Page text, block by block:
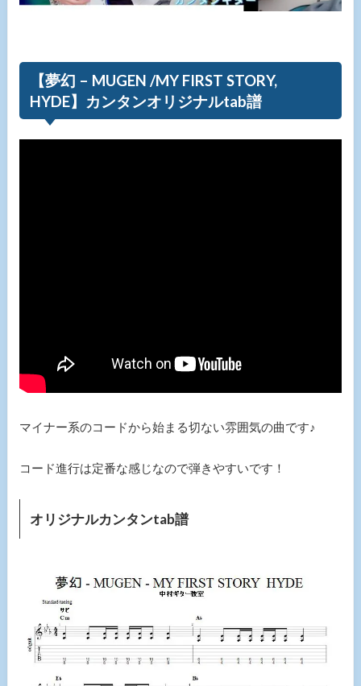
【夢幻 – MUGEN /MY FIRST STORY,
HYDE】カンタンオリジナルtab譜
マイナー系のコードから始まる切ない雰囲気の曲です♪
コード進行は定番な感じなので弾きやすいです！
オリジナルカンタンtab譜